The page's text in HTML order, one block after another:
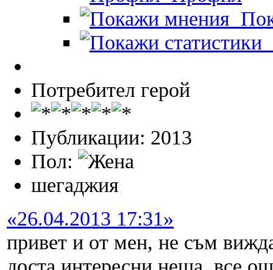
Потребител герой
Публикации: 2013
Пол:
шегаджия
«26.04.2013 17:31»
привет и от мен, не съм